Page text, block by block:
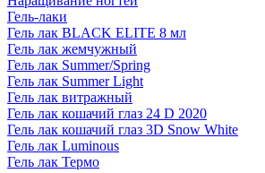
Гель-лаки
Гель лак BLACK ELITE 8 мл
Гель лак жемчужный
Гель лак Summer/Spring
Гель лак Summer Light
Гель лак витражный
Гель лак кошачий глаз 24 D 2020
Гель лак кошачий глаз 3D Snow White
Гель лак Luminous
Гель лак Термо